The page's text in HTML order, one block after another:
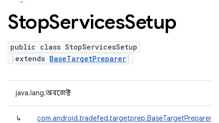
StopServicesSetup
public class StopServicesSetup
extends BaseTargetPreparer
java.lang.অবজেক্ট
↳ com.android.tradefed.targetprep.BaseTargetPreparer